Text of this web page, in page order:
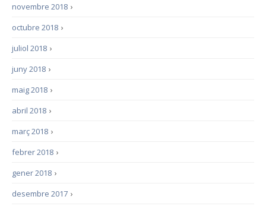
›
novembre 2018
›
octubre 2018
›
juliol 2018
›
juny 2018
›
maig 2018
›
abril 2018
›
març 2018
›
febrer 2018
›
gener 2018
›
desembre 2017